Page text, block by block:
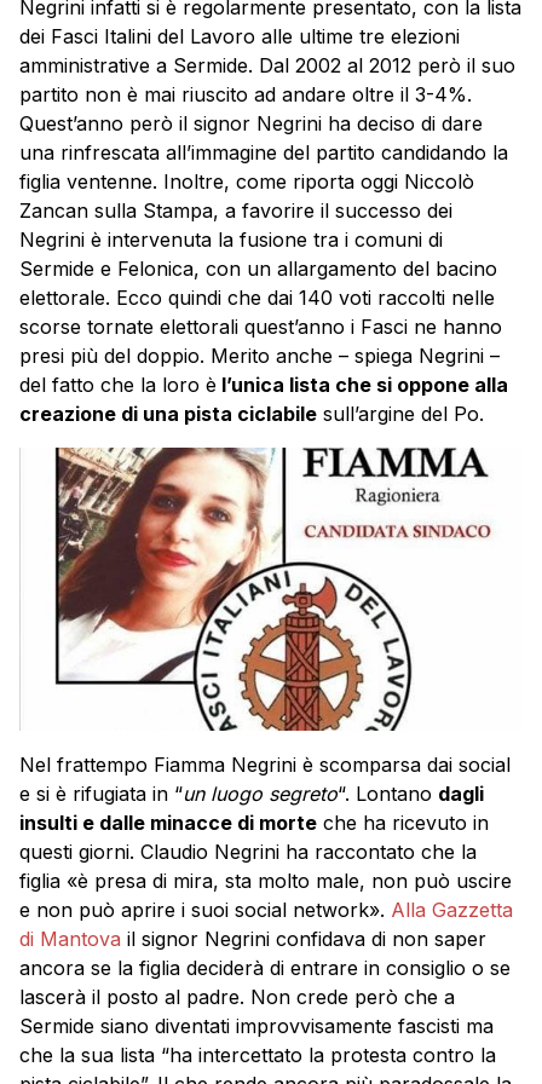
Negrini infatti si è regolarmente presentato, con la lista
dei Fasci Italini del Lavoro alle ultime tre elezioni
amministrative a Sermide. Dal 2002 al 2012 però il suo
partito non è mai riuscito ad andare oltre il 3-4%.
Quest’anno però il signor Negrini ha deciso di dare
una rinfrescata all’immagine del partito candidando la
figlia ventenne. Inoltre, come riporta oggi Niccolò
Zancan sulla Stampa, a favorire il successo dei
Negrini è intervenuta la fusione tra i comuni di
Sermide e Felonica, con un allargamento del bacino
elettorale. Ecco quindi che dai 140 voti raccolti nelle
scorse tornate elettorali quest’anno i Fasci ne hanno
presi più del doppio. Merito anche – spiega Negrini –
del fatto che la loro è l’unica lista che si oppone alla
creazione di una pista ciclabile sull’argine del Po.
Nel frattempo Fiamma Negrini è scomparsa dai social
e si è rifugiata in “un luogo segreto“. Lontano dagli
insulti e dalle minacce di morte che ha ricevuto in
questi giorni. Claudio Negrini ha raccontato che la
figlia «è presa di mira, sta molto male, non può uscire
e non può aprire i suoi social network». Alla Gazzetta
di Mantova il signor Negrini confidava di non saper
ancora se la figlia deciderà di entrare in consiglio o se
lascerà il posto al padre. Non crede però che a
Sermide siano diventati improvvisamente fascisti ma
che la sua lista “ha intercettato la protesta contro la